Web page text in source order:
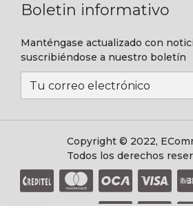
Boletin informativo
Manténgase actualizado con
suscribiéndose a nuestro boletín
Copyright © 2022,
Todos los derechos